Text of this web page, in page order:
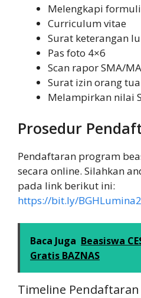
Melengkapi
Curriculum vitae
Surat keterangan
Pas foto 4×6
Scan rapor SMA/
Surat izin orang tua
Melampirkan nilai
Prosedur
Pendaftaran program
secara online. Silahkan
pada link berikut ini:
https://bit.ly/
Baca Juga Beasiswa
Gratis BAZNAS
Timeline Pendaftaran